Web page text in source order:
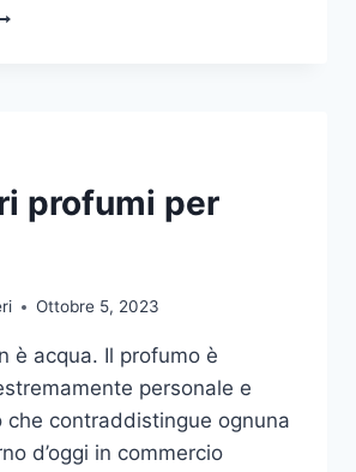
profumi per
Ottobre 5, 2023
è acqua. Il profumo è
personale e
che contraddistingue ognuna
d’oggi in commercio